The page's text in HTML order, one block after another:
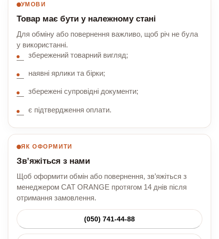
УМОВИ
Товар має бути у належному стані
Для обміну або повернення важливо, щоб річ не була
у використанні.
збережений товарний вигляд;
наявні ярлики та бірки;
збережені супровідні документи;
є підтвердження оплати.
ЯК ОФОРМИТИ
Зв’яжіться з нами
Щоб оформити обмін або повернення, зв’яжіться з
менеджером CAT ORANGE протягом 14 днів після
отримання замовлення.
(050) 741-44-88